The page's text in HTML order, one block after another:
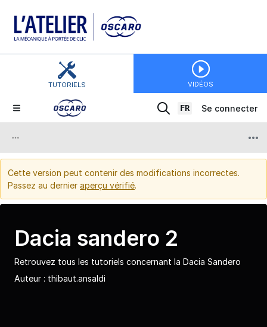
TUTORIELS VIDÉOS
FR Se connecter
Cette version peut contenir des modifications incorrectes.
Passez au dernier aperçu vérifié.
Dacia sandero 2
Retrouvez tous les tutoriels concernant la Dacia Sandero
Auteur : thibaut.ansaldi